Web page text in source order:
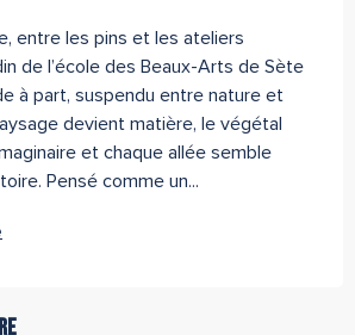
entre les pins et les ateliers
de l’école des Beaux-Arts de Sète
à part, suspendu entre nature et
devient matière, le végétal
et chaque allée semble
Pensé comme un...